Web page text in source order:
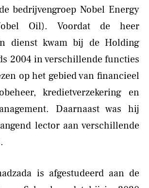
bedrijvengroep Nobel Energy
Oil). Voordat de heer
dienst kwam bij de Holding
2004 in verschillende functies
op het gebied van financieel
kredietverzekering en
Daarnaast was hij
lector aan verschillende
is afgestudeerd aan de